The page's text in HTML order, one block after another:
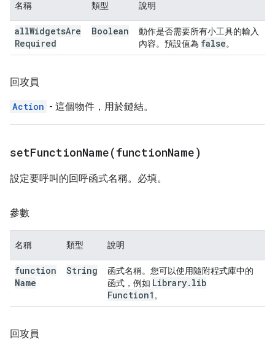
名稱 類型 說明
allWidgetsAre
Required
Boolean
動作是否需要所有小工具的輸入
內容。預設值為 false。
回攻員
Action - 這個物件，用於鏈結。
setFunctionName(functionName)
設定要呼叫的回呼函式名稱。必填。
參數
名稱 類型 說明
function
Name
String
函式名稱。您可以使用隨附程式庫中的
函式，例如 Library. lib
Function1 。
回攻員